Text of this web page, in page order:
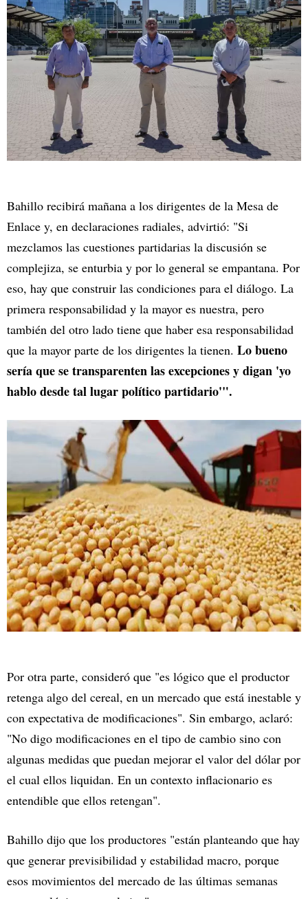
Bahillo recibirá mañana a los dirigentes de la Mesa de
Enlace y, en declaraciones radiales, advirtió: "Si
mezclamos las cuestiones partidarias la discusión se
complejiza, se enturbia y por lo general se empantana. Por
eso, hay que construir las condiciones para el diálogo. La
primera responsabilidad y la mayor es nuestra, pero
también del otro lado tiene que haber esa responsabilidad
que la mayor parte de los dirigentes la tienen. Lo bueno
sería que se transparenten las excepciones y digan 'yo
hablo desde tal lugar político partidario'".
Por otra parte, consideró que "es lógico que el productor
retenga algo del cereal, en un mercado que está inestable y
con expectativa de modificaciones". Sin embargo, aclaró:
"No digo modificaciones en el tipo de cambio sino con
algunas medidas que puedan mejorar el valor del dólar por
el cual ellos liquidan. En un contexto inflacionario es
entendible que ellos retengan".
Bahillo dijo que los productores "están planteando que hay
que generar previsibilidad y estabilidad macro, porque
esos movimientos del mercado de las últimas semanas